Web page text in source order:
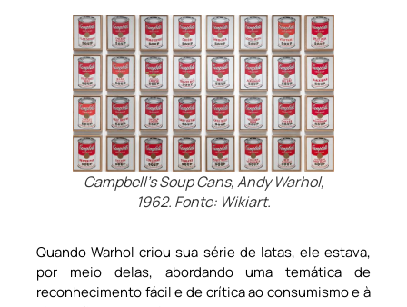
Campbell’s Soup Cans, Andy Warhol,
1962. Fonte: Wikiart.
Quando Warhol criou sua série de latas, ele estava,
por meio delas, abordando uma temática de
reconhecimento fácil e de crítica ao consumismo e à